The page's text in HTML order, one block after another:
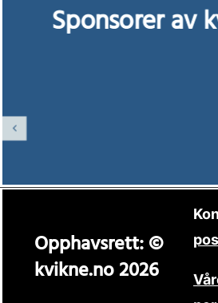
Sponsorer av
Opphavsrett: ©
kvikne.no 2026